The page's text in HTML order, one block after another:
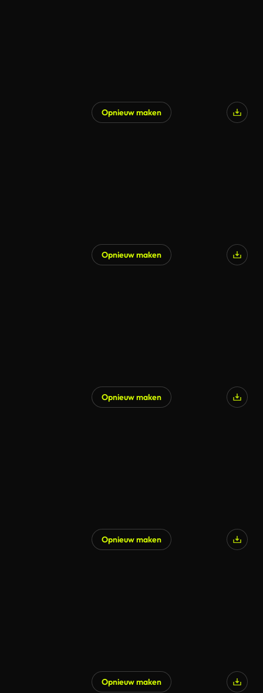
Opnieuw maken
Opnieuw maken
Opnieuw maken
Opnieuw maken
Opnieuw maken